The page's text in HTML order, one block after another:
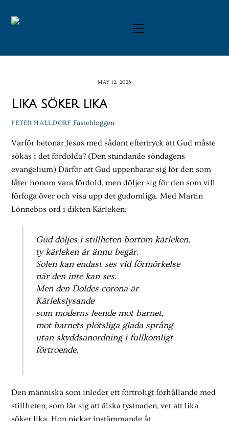
Menu
MAY 12, 2023
Lika söker lika
PETER HALLDORF Fastebloggen
Varför betonar Jesus med sådant eftertryck att Gud måste
sökas i det fördolda? (Den stundande söndagens
evangelium) Därför att Gud uppenbarar sig för den som
låter honom vara fördold, men döljer sig för den som vill
förfoga över och visa upp det gudomliga. Med Martin
Lönnebos ord i dikten Kärleken:
Gud döljes i stillheten bortom kärleken,
ty kärleken är ännu begär.
Solen kan endast ses vid förmörkelse
när den inte kan ses.
Men den Doldes corona är
Kärlekslysande
som moderns leende mot barnet,
mot barnets plötsliga glada språng
utan skyddsanordning i fullkomligt
förtroende.
Den människa som inleder ett förtroligt förhållande med
stillheten, som lär sig att älska tystnaden, vet att lika
söker lika. Hon nickar instämmande åt